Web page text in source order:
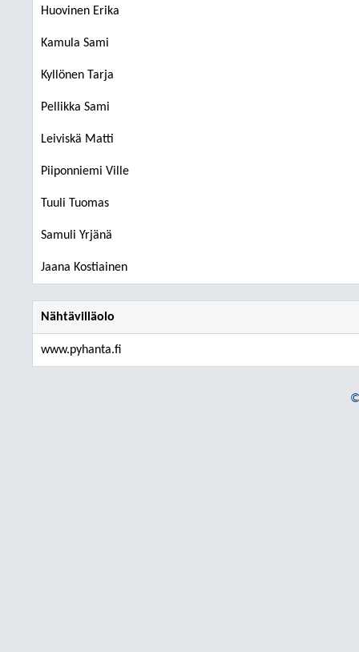
Huovinen Erika
Kamula Sami
Kyllönen Tarja
Pellikka Sami
Leiviskä Matti
Piiponniemi Ville
Tuuli Tuomas
Samuli Yrjänä
Jaana Kostiainen
Nähtävilläolo
www.pyhanta.fi